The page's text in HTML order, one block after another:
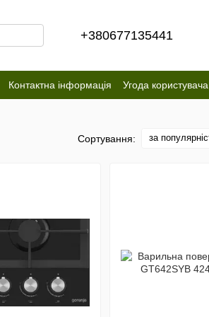
+380677135441
Контактна інформація Угода користувача
Сортування: за